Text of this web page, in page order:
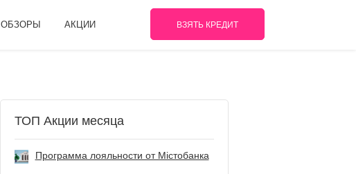
ОБЗОРЫ АКЦИИ ВЗЯТЬ КРЕДИТ
ТОП Акции месяца
Программа лояльности от Містобанка